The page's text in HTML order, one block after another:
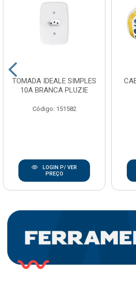
TOMADA IDEALE SIMPLES
10A BRANCA PLUZIE
Código: 151582
LOGIN P/ VER
PREÇO